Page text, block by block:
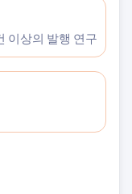
이상의 발행 연구